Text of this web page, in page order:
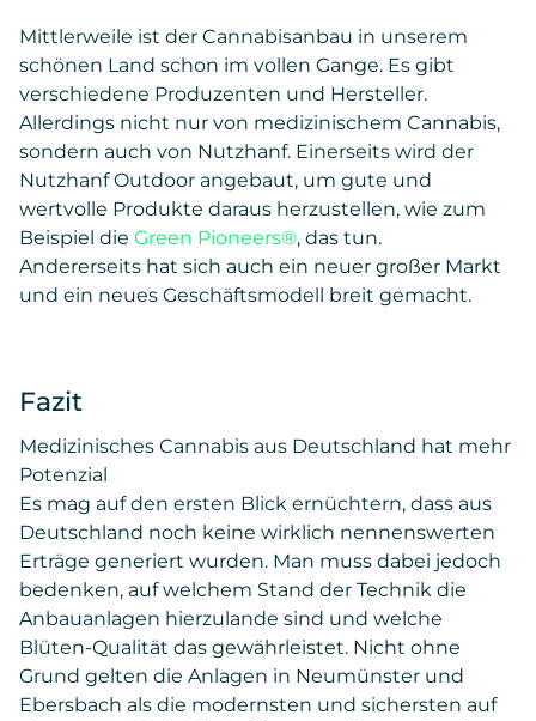
Mittlerweile ist der Cannabisanbau in unserem
schönen Land schon im vollen Gange. Es gibt
verschiedene Produzenten und Hersteller.
Allerdings nicht nur von medizinischem Cannabis,
sondern auch von Nutzhanf. Einerseits wird der
Nutzhanf Outdoor angebaut, um gute und
wertvolle Produkte daraus herzustellen, wie zum
Beispiel die Green Pioneers®, das tun.
Andererseits hat sich auch ein neuer großer Markt
und ein neues Geschäftsmodell breit gemacht.
Fazit
Medizinisches Cannabis aus Deutschland hat mehr
Potenzial
Es mag auf den ersten Blick ernüchtern, dass aus
Deutschland noch keine wirklich nennenswerten
Erträge generiert wurden. Man muss dabei jedoch
bedenken, auf welchem Stand der Technik die
Anbauanlagen hierzulande sind und welche
Blüten-Qualität das gewährleistet. Nicht ohne
Grund gelten die Anlagen in Neumünster und
Ebersbach als die modernsten und sichersten auf